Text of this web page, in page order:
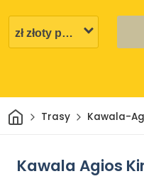
DomTrasy Kawala-
Kawala Agios